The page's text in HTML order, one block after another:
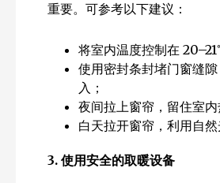
重要。可参考以下建议：
将室内温度控制在
使用密封条封堵门窗缝
入；
夜间拉上窗帘，留住室内
白天拉开窗帘，利用自然
3. 使用安全的取暖设备